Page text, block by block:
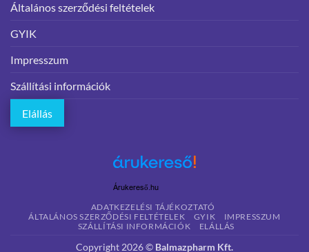
Általános szerződési feltételek
GYIK
Impresszum
Szállítási információk
Elállás
Árukereső.hu
ADATKEZELÉSI TÁJÉKOZTATÓ
ÁLTALÁNOS SZERZŐDÉSI FELTÉTELEK
GYIK
IMPRESSZUM
SZÁLLÍTÁSI INFORMÁCIÓK
ELÁLLÁS
Copyright 2026 © Balmazpharm Kft.